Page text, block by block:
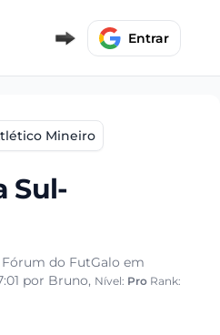
Entrar
Mineiro
Sul-
do FutGalo em
por Bruno, Nível: Pro Rank: